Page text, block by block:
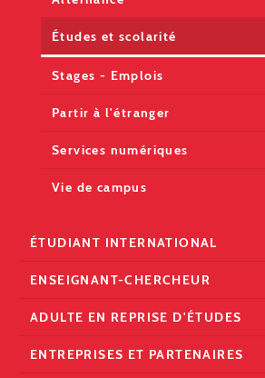
Études et scolarité
Stages - Emplois
Partir à l'étranger
Services numériques
Vie de campus
ÉTUDIANT INTERNATIONAL
ENSEIGNANT-CHERCHEUR
ADULTE EN REPRISE D'ÉTUDES
ENTREPRISES ET PARTENAIRES